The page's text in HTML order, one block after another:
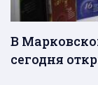
В
сегодня